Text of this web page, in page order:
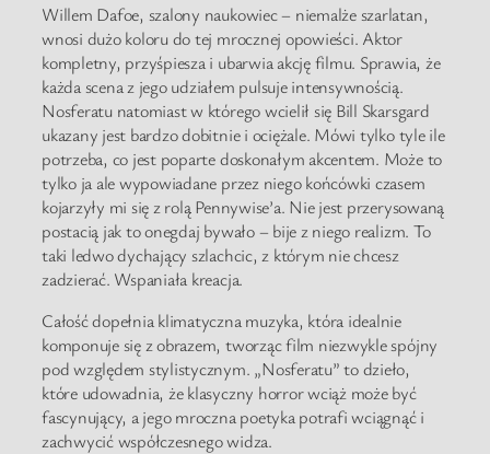
Willem Dafoe, szalony naukowiec – niemalże szarlatan,
wnosi dużo koloru do tej mrocznej opowieści. Aktor
kompletny, przyśpiesza i ubarwia akcję filmu. Sprawia, że
każda scena z jego udziałem pulsuje intensywnością.
Nosferatu natomiast w którego wcielił się Bill Skarsgard
ukazany jest bardzo dobitnie i ociężale. Mówi tylko tyle ile
potrzeba, co jest poparte doskonałym akcentem. Może to
tylko ja ale wypowiadane przez niego końcówki czasem
kojarzyły mi się z rolą Pennywise’a. Nie jest przerysowaną
postacią jak to onegdaj bywało – bije z niego realizm. To
taki ledwo dychający szlachcic, z którym nie chcesz
zadzierać. Wspaniała kreacja.
Całość dopełnia klimatyczna muzyka, która idealnie
komponuje się z obrazem, tworząc film niezwykle spójny
pod względem stylistycznym. „Nosferatu” to dzieło,
które udowadnia, że klasyczny horror wciąż może być
fascynujący, a jego mroczna poetyka potrafi wciągnąć i
zachwycić współczesnego widza.